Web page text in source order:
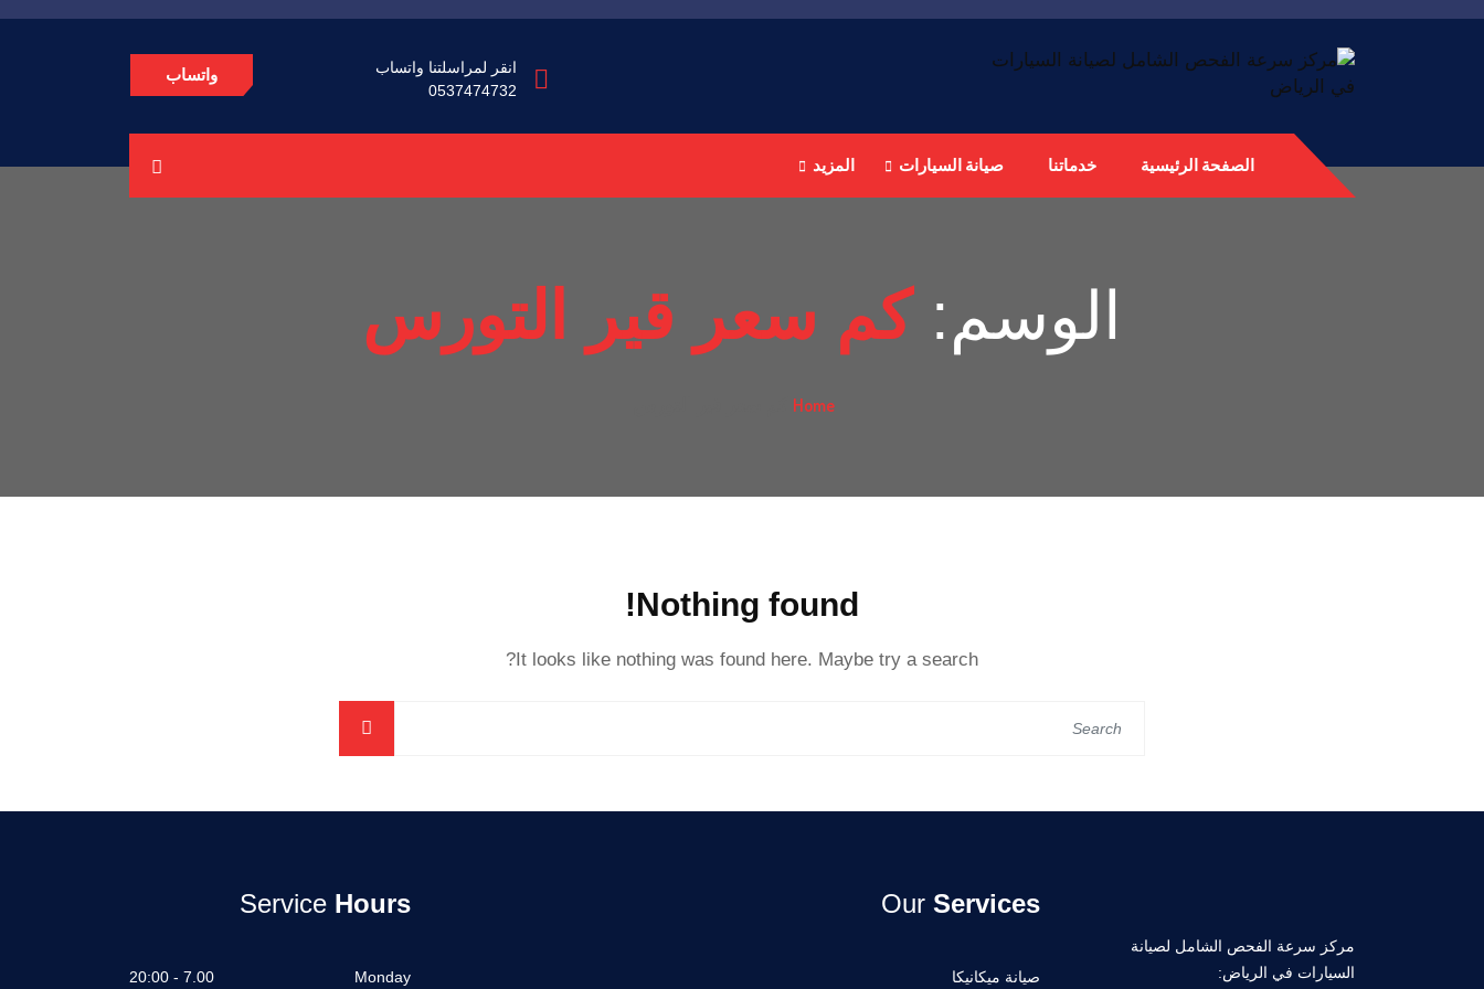
انقر لمراسلتنا واتساب
0537474732
واتساب
الصفحة الرئيسية خدماتنا صيانة السيارات المزيد
الوسم:كم سعر قير التورس
Home
Nothing found!
It looks like nothing was found here. Maybe try a search?
مركز سرعة الفحص الشامل لصيانة
السيارات في الرياض:
Our Services
صيانة ميكانيكا
Service Hours
Monday
7.00 - 20:00